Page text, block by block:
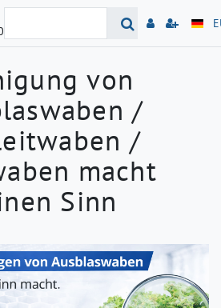
von
/
/
macht
Sinn